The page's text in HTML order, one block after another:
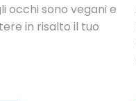
occhi sono vegani e
in risalto il tuo